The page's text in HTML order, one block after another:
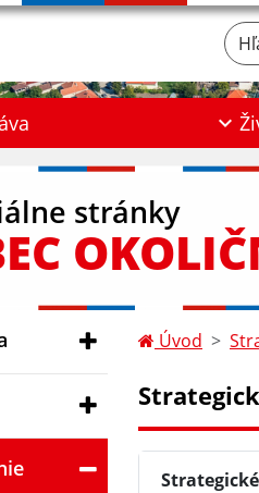
stránky
Úvod